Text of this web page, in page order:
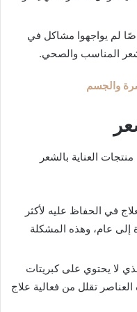
لم يواجهوا مشاكل في
المناسب والصحي.
والجسم
العناية بالشعر
في الحفاظ عليه لأكثر
إلى عام، وهذه المشكلة
لا يحتوي على كبريتات
تقلل من فعالية علاج